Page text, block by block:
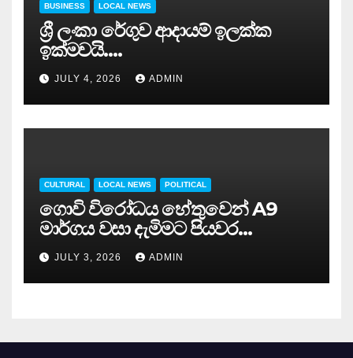
BUSINESS LOCAL NEWS
ශ්‍රී ලංකා රේගුව ආදායම් ඉලක්ක
ඉක්මවයි….
JULY 4, 2026 ADMIN
CULTURAL LOCAL NEWS POLITICAL
ගොවි විරෝධය හේතුවෙන් A9
මාර්ගය වසා දැමිමට පියවර…
JULY 3, 2026 ADMIN